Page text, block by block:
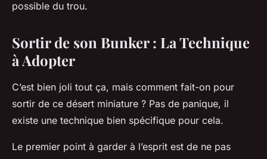
possible du trou.
Sortir de son Bunker : La Technique
à Adopter
C’est bien joli tout ça, mais comment fait-on pour
sortir de ce désert miniature ? Pas de panique, il
existe une technique bien spécifique pour cela.
Le premier point à garder à l’esprit est de ne pas